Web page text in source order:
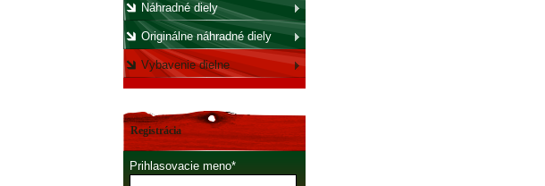
Náhradné diely
Originálne náhradné diely
Vybavenie dielne
Registrácia
Prihlasovacie meno